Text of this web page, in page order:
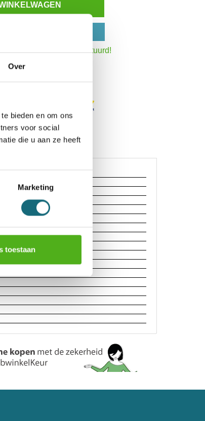
Over
bieden en om ons
voor social
die u aan ze heeft
Marketing
toestaan
dezelfde werkdag verstuurd!